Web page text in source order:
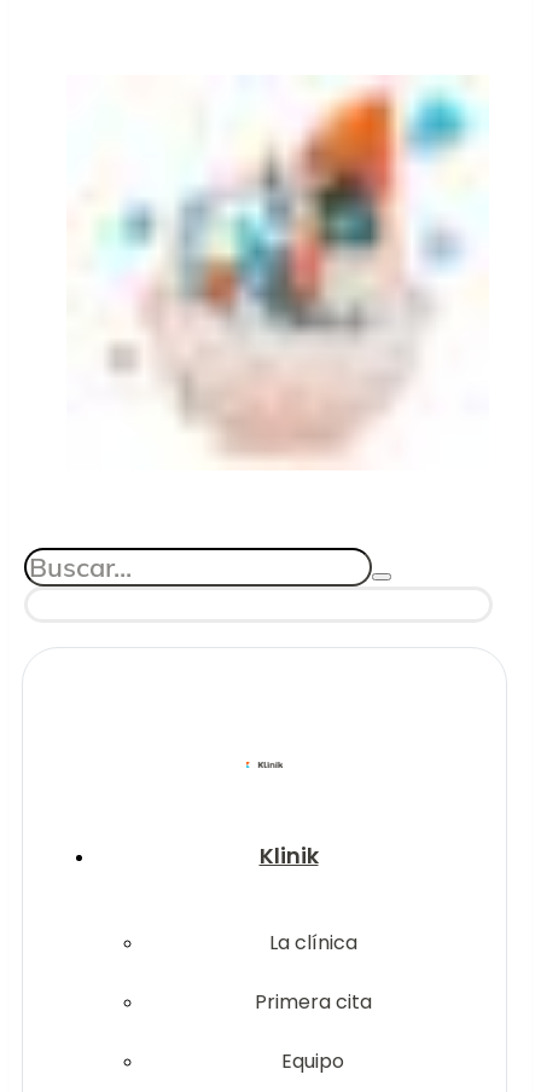
Klinik
La clínica
Primera cita
Equipo